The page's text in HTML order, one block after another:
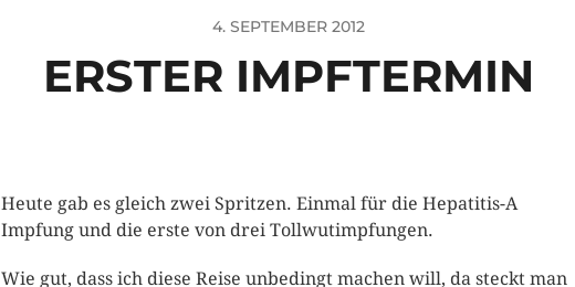
4. SEPTEMBER 2012
ERSTER IMPFTERMIN
Heute gab es gleich zwei Spritzen. Einmal für die Hepatitis-A
Impfung und die erste von drei Tollwutimpfungen.
Wie gut, dass ich diese Reise unbedingt machen will, da steckt man